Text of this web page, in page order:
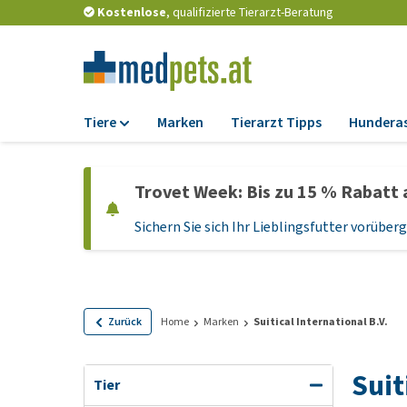
Kostenlose, qualifizierte Tierarzt-Beratung
Tiere
Trockenfutter
Nassfutter
Leckerlis
Hundefutter
Marken Tierarzt Tipps
Trovet Week: Bis zu 15 %
Sichern Sie sich Ihr Lieblingsfutter
Zurück Home Marken Suitical International B.V.
Tier